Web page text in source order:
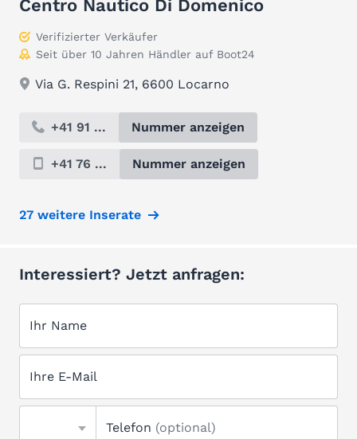
Centro Nautico Di Domenico
Verifizierter Verkäufer
Seit über 10 Jahren Händler auf Boot24
Via G. Respini 21, 6600 Locarno
+41 91 ... Nummer anzeigen
+41 76 ... Nummer anzeigen
27 weitere Inserate
Interessiert? Jetzt anfragen:
Ihr Name
Ihre E-Mail
Telefon (optional)